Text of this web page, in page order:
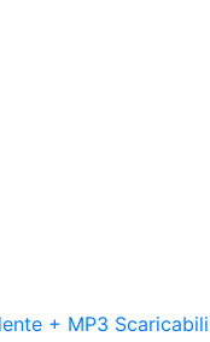
+ MP3 Scaricabili